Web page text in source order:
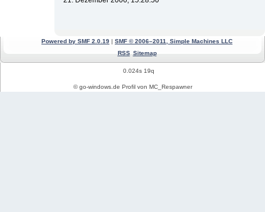
Powered by SMF 2.0.19 | SMF © 2006–2011, Simple Machines LLC
RSS Sitemap
0.024s 19q
© go-windows.de Profil von MC_Respawner